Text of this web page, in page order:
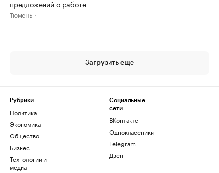
предложений о работе
Тюмень
Загрузить еще
Рубрики
Политика
Экономика
Общество
Бизнес
Технологии и
медиа
Социальные
сети
ВКонтакте
Одноклассники
Telegram
Дзен